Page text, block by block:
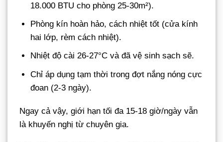
18.000 BTU cho phòng 25-30m²).
Phòng kín hoàn hảo, cách nhiệt tốt (cửa kính
hai lớp, rèm cách nhiệt).
Nhiệt độ cài 26-27°C và đã vệ sinh sạch sẽ.
Chỉ áp dụng tạm thời trong đợt nắng nóng cực
đoan (2-3 ngày).
Ngay cả vậy, giới hạn tối đa 15-18 giờ/ngày vẫn
là khuyến nghị từ chuyên gia.